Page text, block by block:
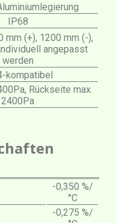
IP68
mm (+), 1200 mm (-),
angepasst
werden
kompatibel
Rückseite max.
2400Pa
-0,350 %/
°C
-0,275 %/